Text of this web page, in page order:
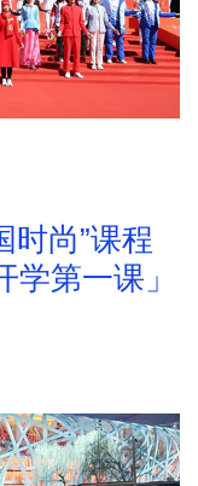
时尚”课程
第一课」